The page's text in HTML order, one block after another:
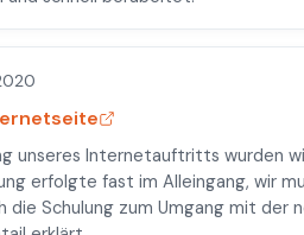
unseres Internetauftritts wurden
erfolgte fast im Alleingang, wir
die Schulung zum Umgang mit der